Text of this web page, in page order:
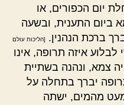
יום הכפורים, או
ביום התענית, ובשעה
ברכת הנהנין.
[הליכות עולם
איזה תרופה, אינו
צמא, ונהנה בשתיית
יברך בתחלה על
מהמים, ישתה